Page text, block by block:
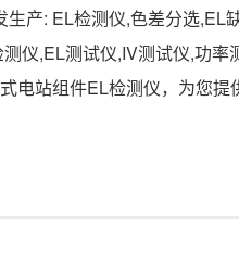
产: EL检测仪,色差分选,EL
仪,EL测试仪,IV测试仪,功率
电站组件EL检测仪，为您提